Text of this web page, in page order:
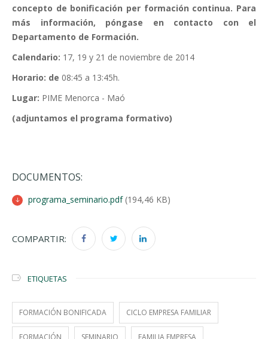
concepto de bonificación per formación continua. Para
más información, póngase en contacto con el
Departamento de Formación.
Calendario: 17, 19 y 21 de noviembre de 2014
Horario: de 08:45 a 13:45h.
Lugar: PIME Menorca - Maó
(adjuntamos el programa formativo)
DOCUMENTOS:
programa_seminario.pdf(194,46 KB)
COMPARTIR:
ETIQUETAS
FORMACIÓN BONIFICADA CICLO EMPRESA FAMILIAR
FORMACIÓN SEMINARIO FAMILIA EMPRESA